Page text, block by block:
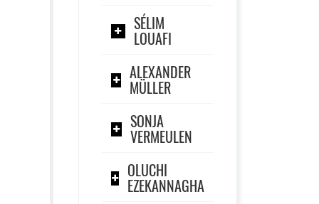
SÉLIM
LOUAFI
ALEXANDER
MÜLLER
SONJA
VERMEULEN
OLUCHI
EZEKANNAGHA